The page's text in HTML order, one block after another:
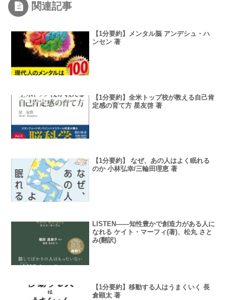
関連記事
【1分要約】メンタル脳 アンデシュ・ハ
ンセン 著
【1分要約】全米トップ校が教える自己肯
定感の育て方 星友啓 著
【1分要約】 なぜ、あの人はよく眠れる
のか 小林弘幸/三輪田理恵 著
LISTEN――知性豊かで創造力がある人に
なれる ケイト・マーフィ(著)、松丸 さと
み(翻訳)
【1分要約】移動する人はうまくいく 長
倉顕太 著